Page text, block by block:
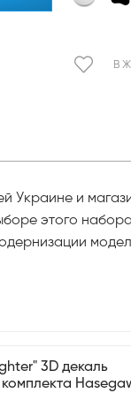
В
Украине и
этого набора
3D декаль